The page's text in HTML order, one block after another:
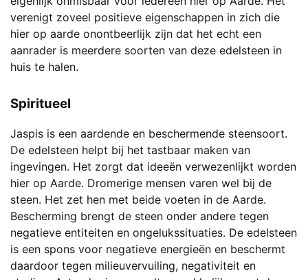
verenigt zoveel positieve eigenschappen in zich die
hier op aarde onontbeerlijk zijn dat het echt een
aanrader is meerdere soorten van deze edelsteen in
huis te halen.
Spiritueel
Jaspis is een aardende en beschermende steensoort.
De edelsteen helpt bij het tastbaar maken van
ingevingen. Het zorgt dat ideeën verwezenlijkt worden
hier op Aarde. Dromerige mensen varen wel bij de
steen. Het zet hen met beide voeten in de Aarde.
Bescherming brengt de steen onder andere tegen
negatieve entiteiten en ongelukssituaties. De edelsteen
is een spons voor negatieve energieën en beschermt
daardoor tegen milieuvervuiling, negativiteit en